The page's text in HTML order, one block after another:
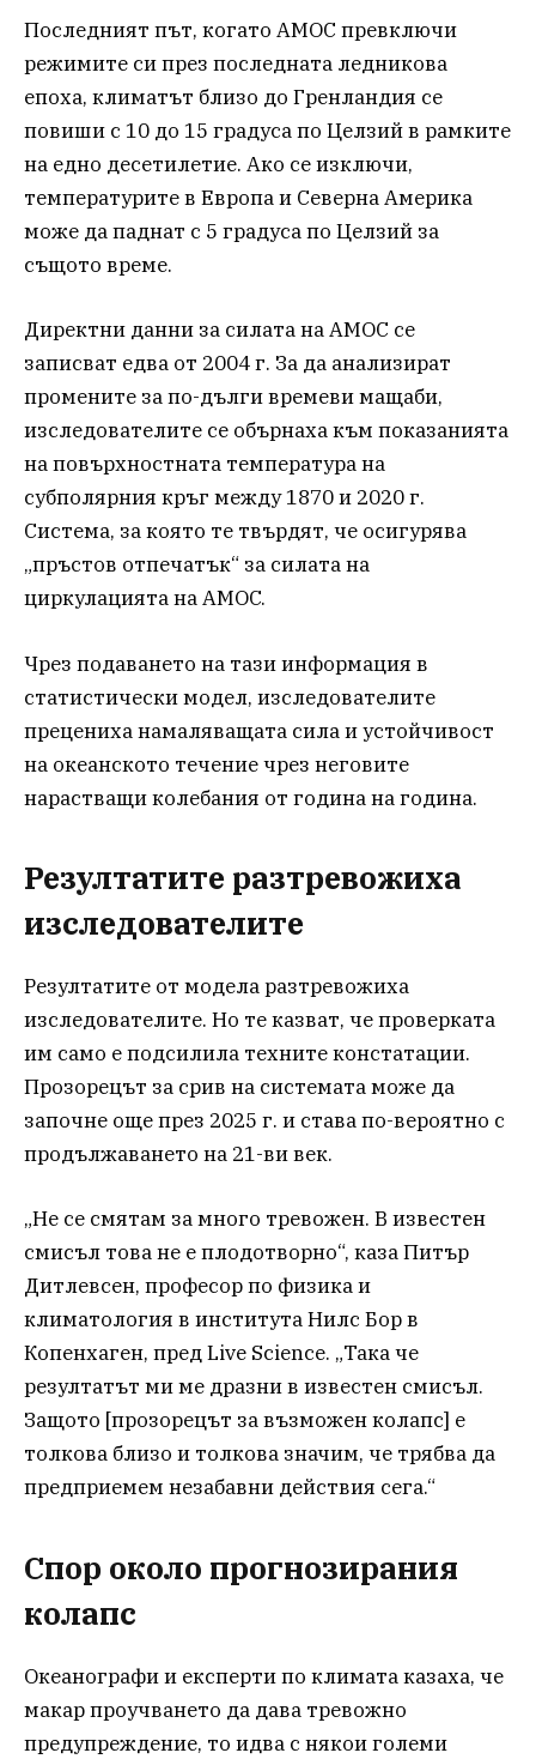
Последният път, когато AMOC превключи
режимите си през последната ледникова
епоха, климатът близо до Гренландия се
повиши с 10 до 15 градуса по Целзий в рамките
на едно десетилетие. Ако се изключи,
температурите в Европа и Северна Америка
може да паднат с 5 градуса по Целзий за
същото време.
Директни данни за силата на AMOC се
записват едва от 2004 г. За да анализират
промените за по-дълги времеви мащаби,
изследователите се обърнаха към показанията
на повърхностната температура на
субполярния кръг между 1870 и 2020 г.
Система, за която те твърдят, че осигурява
„пръстов отпечатък“ за силата на
циркулацията на AMOC.
Чрез подаването на тази информация в
статистически модел, изследователите
прецениха намаляващата сила и устойчивост
на океанското течение чрез неговите
нарастващи колебания от година на година.
Резултатите разтревожиха
изследователите
Резултатите от модела разтревожиха
изследователите. Но те казват, че проверката
им само е подсилила техните констатации.
Прозорецът за срив на системата може да
започне още през 2025 г. и става по-вероятно с
продължаването на 21-ви век.
„Не се смятам за много тревожен. В известен
смисъл това не е плодотворно“, каза Питър
Дитлевсен, професор по физика и
климатология в института Нилс Бор в
Копенхаген, пред Live Science. „Така че
резултатът ми ме дразни в известен смисъл.
Защото [прозорецът за възможен колапс] е
толкова близо и толкова значим, че трябва да
предприемем незабавни действия сега.“
Спор около прогнозирания
колапс
Океанографи и експерти по климата казаха, че
макар проучването да дава тревожно
предупреждение, то идва с някои големи